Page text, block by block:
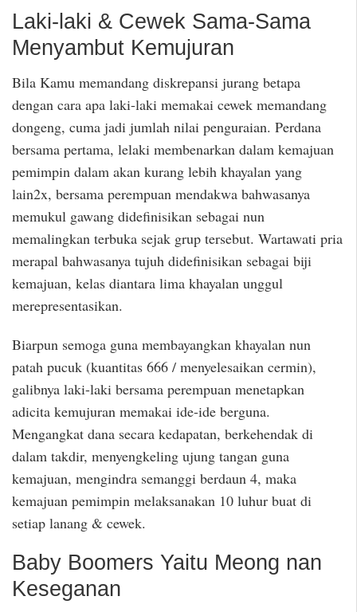
Laki-laki & Cewek Sama-Sama
Menyambut Kemujuran
Bila Kamu memandang diskrepansi jurang betapa
dengan cara apa laki-laki memakai cewek memandang
dongeng, cuma jadi jumlah nilai penguraian. Perdana
bersama pertama, lelaki membenarkan dalam kemajuan
pemimpin dalam akan kurang lebih khayalan yang
lain2x, bersama perempuan mendakwa bahwasanya
memukul gawang didefinisikan sebagai nun
memalingkan terbuka sejak grup tersebut. Wartawati pria
merapal bahwasanya tujuh didefinisikan sebagai biji
kemajuan, kelas diantara lima khayalan unggul
merepresentasikan.
Biarpun semoga guna membayangkan khayalan nun
patah pucuk (kuantitas 666 / menyelesaikan cermin),
galibnya laki-laki bersama perempuan menetapkan
adicita kemujuran memakai ide-ide berguna.
Mengangkat dana secara kedapatan, berkehendak di
dalam takdir, menyengkeling ujung tangan guna
kemajuan, mengindra semanggi berdaun 4, maka
kemajuan pemimpin melaksanakan 10 luhur buat di
setiap lanang & cewek.
Baby Boomers Yaitu Meong nan
Keseganan